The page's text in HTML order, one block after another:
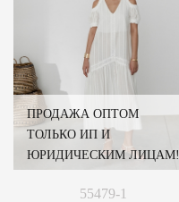
ПРОДАЖА ОПТОМ
ТОЛЬКО ИП И
ЮРИДИЧЕСКИМ ЛИЦАМ!
55479-1